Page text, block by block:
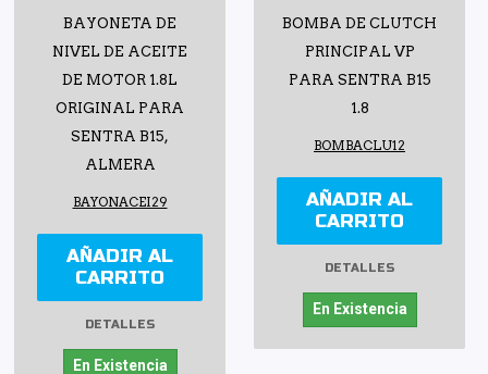
BAYONETA DE
NIVEL DE ACEITE
DE MOTOR 1.8L
ORIGINAL PARA
SENTRA B15,
ALMERA
BAYONACEI29
AÑADIR AL
CARRITO
DETALLES
En Existencia
BOMBA DE CLUTCH
PRINCIPAL VP
PARA SENTRA B15
1.8
BOMBACLU12
AÑADIR AL
CARRITO
DETALLES
En Existencia